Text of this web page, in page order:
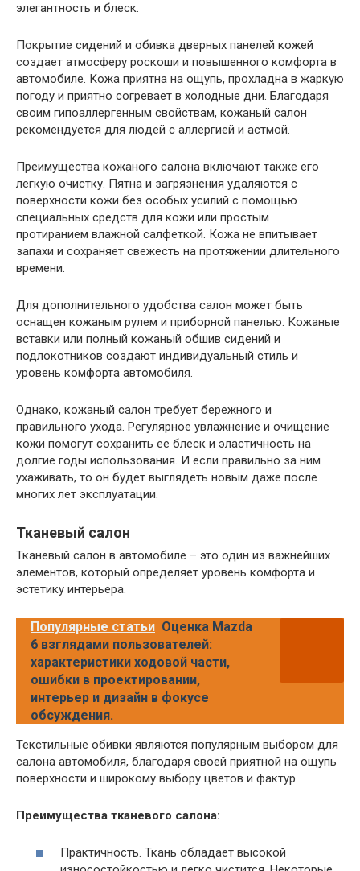
элегантность и блеск.
Покрытие сидений и обивка дверных панелей кожей
создает атмосферу роскоши и повышенного комфорта в
автомобиле. Кожа приятна на ощупь, прохладна в жаркую
погоду и приятно согревает в холодные дни. Благодаря
своим гипоаллергенным свойствам, кожаный салон
рекомендуется для людей с аллергией и астмой.
Преимущества кожаного салона включают также его
легкую очистку. Пятна и загрязнения удаляются с
поверхности кожи без особых усилий с помощью
специальных средств для кожи или простым
протиранием влажной салфеткой. Кожа не впитывает
запахи и сохраняет свежесть на протяжении длительного
времени.
Для дополнительного удобства салон может быть
оснащен кожаным рулем и приборной панелью. Кожаные
вставки или полный кожаный обшив сидений и
подлокотников создают индивидуальный стиль и
уровень комфорта автомобиля.
Однако, кожаный салон требует бережного и
правильного ухода. Регулярное увлажнение и очищение
кожи помогут сохранить ее блеск и эластичность на
долгие годы использования. И если правильно за ним
ухаживать, то он будет выглядеть новым даже после
многих лет эксплуатации.
Тканевый салон
Тканевый салон в автомобиле – это один из важнейших
элементов, который определяет уровень комфорта и
эстетику интерьера.
Популярные статьи Оценка Mazda
6 взглядами пользователей:
характеристики ходовой части,
ошибки в проектировании,
интерьер и дизайн в фокусе
обсуждения.
Текстильные обивки являются популярным выбором для
салона автомобиля, благодаря своей приятной на ощупь
поверхности и широкому выбору цветов и фактур.
Преимущества тканевого салона:
Практичность. Ткань обладает высокой